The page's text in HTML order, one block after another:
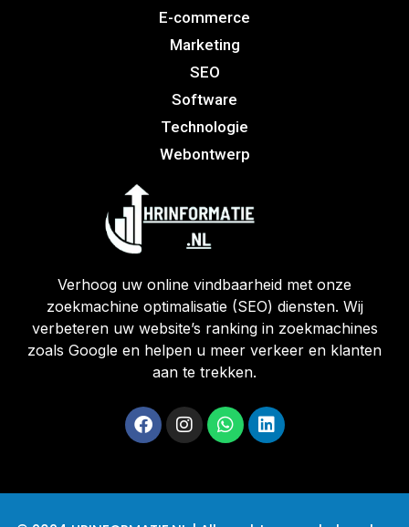
E-commerce
Marketing
SEO
Software
Technologie
Webontwerp
Verhoog uw online vindbaarheid met onze
zoekmachine optimalisatie (SEO) diensten. Wij
verbeteren uw website’s ranking in zoekmachines
zoals Google en helpen u meer verkeer en klanten
aan te trekken.